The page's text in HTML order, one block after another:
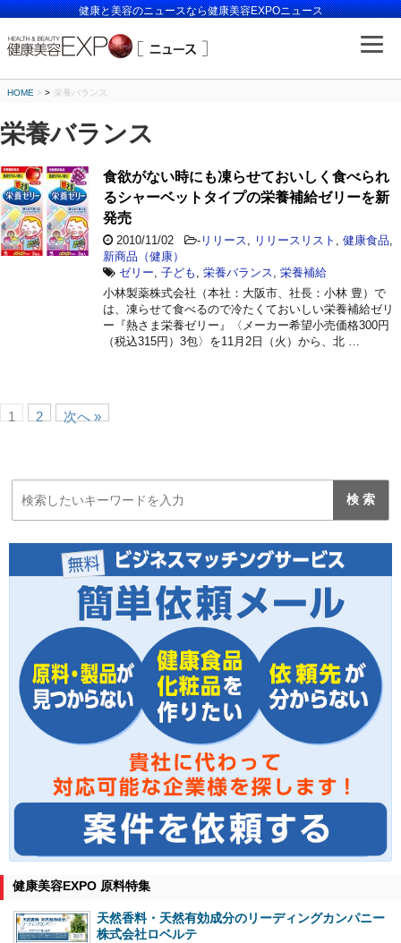
健康と美容のニュースなら健康美容EXPOニュース
HOME > 栄養バランス
栄養バランス
食欲がない時にも凍らせておいしく食べられ
るシャーベットタイプの栄養補給ゼリーを新
発売
2010/11/02 - リリース リリースリスト 健康食品
新商品（健康）
ゼリー 子ども 栄養バランス
栄養補給
小林製薬株式会社（本社：大阪市、社長：小林 豊）で
は、凍らせて食べるので冷たくておいしい栄養補給ゼリ
ー『熱さま栄養ゼリー』〈メーカー希望小売価格300円
（税込315円）3包〉を11月2日（火）から、北 …
1 2 次へ »
健康美容EXPO 原料特集
天然香料・天然有効成分のリーディングカンパニー
株式会社ロベルテ